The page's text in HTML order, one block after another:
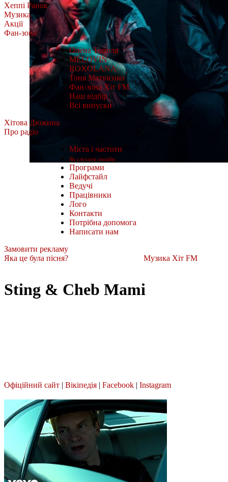
Хеппі Ранок
Музика
Акції
Фан-зона
Олена Тополя
MÉLOVIN
ROXOLANA
Тоня Матвієнко
Фан-зона Хіт FM.
Наш відбір
Всі випуски
Хітова Дюжина
Про радіо
Міста і частоти
Як слухати онлайн
Програми
Лайфстайл
Ведучі
Працівники
Лого
Контакти
Потрібна допомога
Написати нам
Замовити рекламу
Яка це була пісня?
Музика Хіт FM
Sting & Cheb Mami
Офіційний сайт | Вікіпедія | Facebook | Instagram